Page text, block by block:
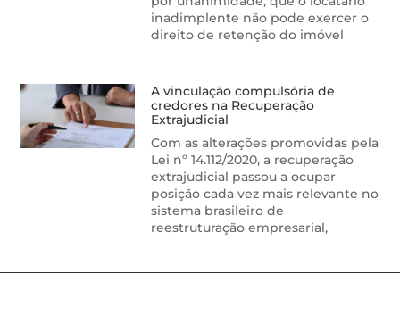
inadimplente não pode exercer o
direito de retenção do imóvel
A vinculação compulsória de
credores na Recuperação
Extrajudicial
Com as alterações promovidas pela
Lei nº 14.112/2020, a recuperação
extrajudicial passou a ocupar
posição cada vez mais relevante no
sistema brasileiro de
reestruturação empresarial,